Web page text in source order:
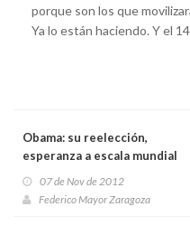
porque son los que
Ya lo están haciendo. Y el
Obama: su reelección,
esperanza a escala mundial
07 de Nov de 2012
Federico Mayor Zaragoza